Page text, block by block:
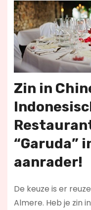
Zin in
“Garuda”
aanrader!
De keuze is er
Almere. Heb je zin